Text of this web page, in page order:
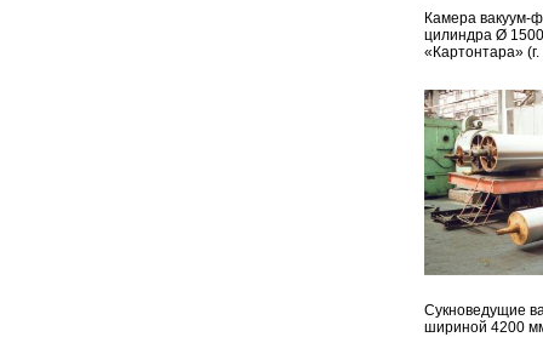
Камера вакуум-
цилиндра Ø
«Картонтара»
Сукноведущие
шириной 4200